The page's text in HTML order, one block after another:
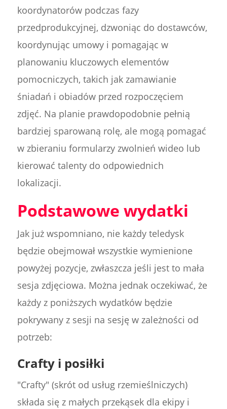
koordynatorów podczas fazy
przedprodukcyjnej, dzwoniąc do dostawców,
koordynując umowy i pomagając w
planowaniu kluczowych elementów
pomocniczych, takich jak zamawianie
śniadań i obiadów przed rozpoczęciem
zdjęć. Na planie prawdopodobnie pełnią
bardziej sparowaną rolę, ale mogą pomagać
w zbieraniu formularzy zwolnień wideo lub
kierować talenty do odpowiednich
lokalizacji.
Podstawowe wydatki
Jak już wspomniano, nie każdy teledysk
będzie obejmował wszystkie wymienione
powyżej pozycje, zwłaszcza jeśli jest to mała
sesja zdjęciowa. Można jednak oczekiwać, że
każdy z poniższych wydatków będzie
pokrywany z sesji na sesję w zależności od
potrzeb:
Crafty i posiłki
"Crafty" (skrót od usług rzemieślniczych)
składa się z małych przekąsek dla ekipy i